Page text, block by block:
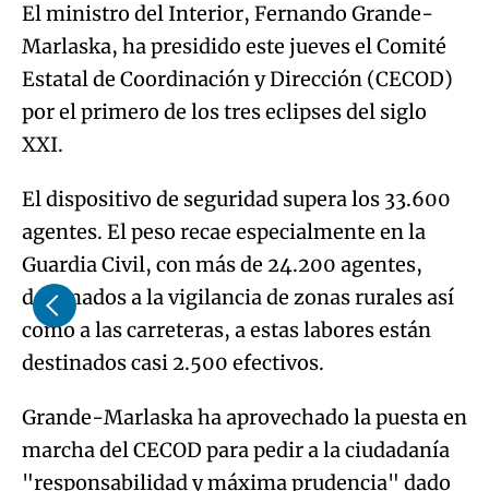
El ministro del Interior, Fernando Grande-
Marlaska, ha presidido este jueves el Comité
Estatal de Coordinación y Dirección (CECOD)
por el primero de los tres eclipses del siglo
XXI.
El dispositivo de seguridad supera los 33.600
agentes. El peso recae especialmente en la
Guardia Civil, con más de 24.200 agentes,
destinados a la vigilancia de zonas rurales así
como a las carreteras, a estas labores están
destinados casi 2.500 efectivos.
Grande-Marlaska ha aprovechado la puesta en
marcha del CECOD para pedir a la ciudadanía
"responsabilidad y máxima prudencia" dado